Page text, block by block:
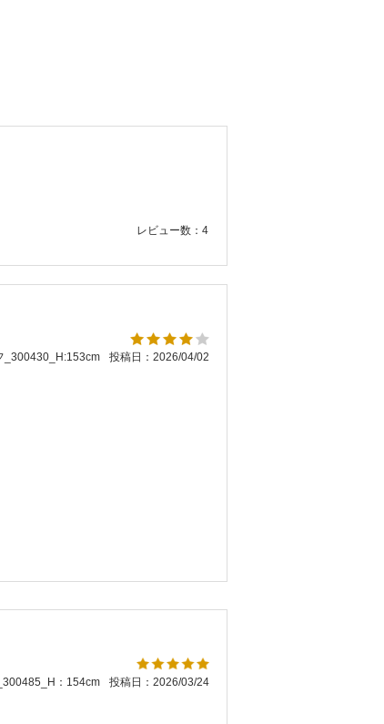
レビュー数：4
_300430_H:153cm
投稿日：2026/04/02
：154cm
投稿日：2026/03/24